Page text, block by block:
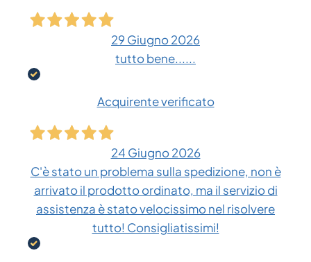
29 Giugno 2026
tutto bene......
Acquirente verificato
24 Giugno 2026
C'è stato un problema sulla spedizione, non è
arrivato il prodotto ordinato, ma il servizio di
assistenza è stato velocissimo nel risolvere
tutto! Consigliatissimi!